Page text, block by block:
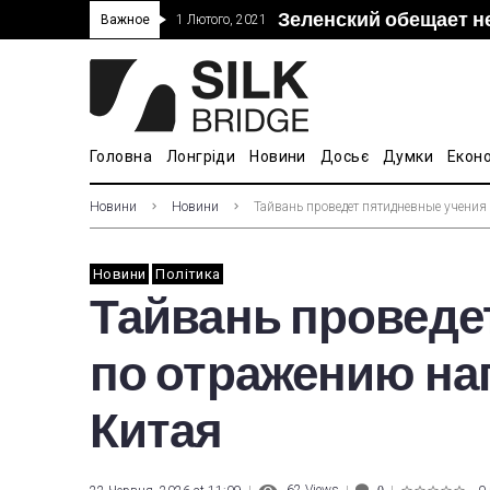
Важное 1 Лютого, 2021 Зеленский обещает
Прошло 5-тое
“Дочка” Beijing
В Украине ввели
Головна Лонгріди Новини Досьє Думки
Новини Новини Тайвань проведет пятидневные
Новини Політика
Тайвань
по отражению
Китая